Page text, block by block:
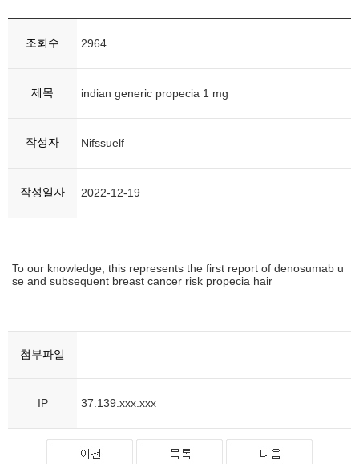
조회수 2964
제목 indian generic propecia 1 mg
작성자 Nifssuelf
작성일자 2022-12-19
To our knowledge, this represents the first report of denosumab u
se and subsequent breast cancer risk propecia hair
첨부파일
IP 37.139.xxx.xxx